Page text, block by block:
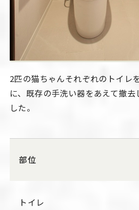
2匹の猫ちゃんそれぞれのトイレ
に、既存の手洗い器をあえて撤去
した。
部位
トイレ